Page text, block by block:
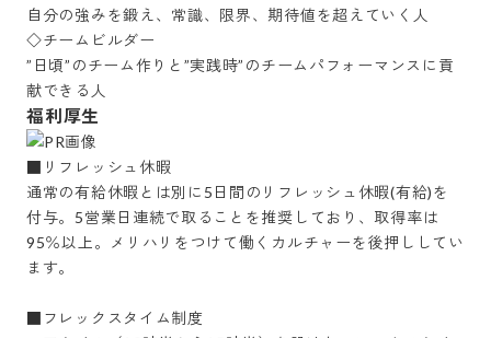
自分の強みを鍛え、常識、限界、期待値を超えていく人
◇チームビルダー
”日頃”のチーム作りと”実践時”のチームパフォーマンスに貢
献できる人
福利厚生
■リフレッシュ休暇
通常の有給休暇とは別に5日間のリフレッシュ休暇(有給)を
付与。5営業日連続で取ることを推奨しており、取得率は
95％以上。メリハリをつけて働くカルチャーを後押ししてい
ます。
■フレックスタイム制度